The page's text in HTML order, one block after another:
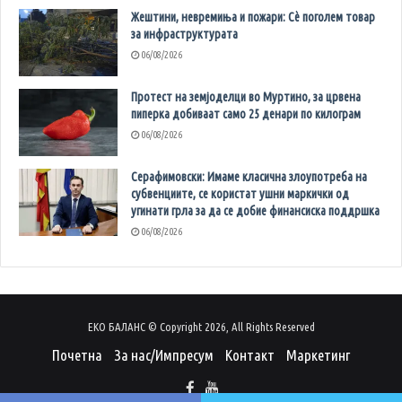
Жештини, невремиња и пожари: Сè поголем товар
за инфраструктурата
06/08/2026
Протест на земјоделци во Муртино, за црвена
пиперка добиваат само 25 денари по килограм
06/08/2026
Серафимовски: Имаме класична злоупотреба на
субвенциите, се користат ушни маркички од
угинати грла за да се добие финансиска поддршка
06/08/2026
ЕКО БАЛАНС © Copyright 2026, All Rights Reserved
Почетна За нас/Импресум Контакт Маркетинг